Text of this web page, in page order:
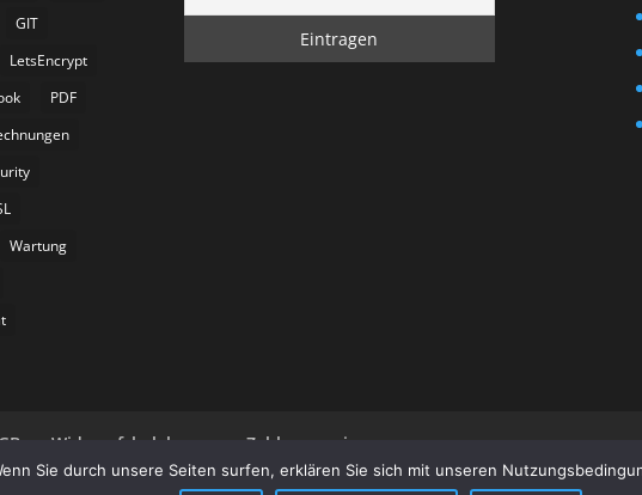
GIT
LetsEncrypt
PDF
Wartung
Widerrufsbelehrung Zahlungsweisen
Sie durch unsere Seiten surfen, erklären Sie sich mit unseren